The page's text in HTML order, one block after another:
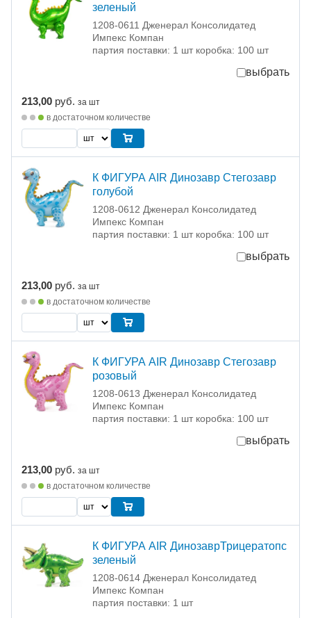
зеленый
1208-0611 Дженерал Консолидатед
Импекс Компан
партия поставки: 1 шт коробка: 100 шт
выбрать
213,00 руб. за шт
в достаточном количестве
К ФИГУРА AIR Динозавр Стегозавр
голубой
1208-0612 Дженерал Консолидатед
Импекс Компан
партия поставки: 1 шт коробка: 100 шт
выбрать
213,00 руб. за шт
в достаточном количестве
К ФИГУРА AIR Динозавр Стегозавр
розовый
1208-0613 Дженерал Консолидатед
Импекс Компан
партия поставки: 1 шт коробка: 100 шт
выбрать
213,00 руб. за шт
в достаточном количестве
К ФИГУРА AIR ДинозаврТрицератопс
зеленый
1208-0614 Дженерал Консолидатед
Импекс Компан
партия поставки: 1 шт